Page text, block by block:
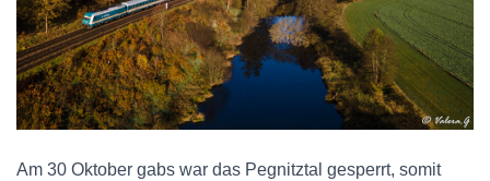
Am 30 Oktober gabs war das Pegnitztal gesperrt, somit